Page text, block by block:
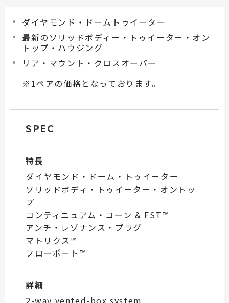
ダイヤモンド・ドームトゥイーター
最新のソリッドボディー・トゥイーター・オン
トップ・ハウジング
リア・マウント・クロスオーバー
※1ペアの価格となっております。
SPEC
特長
ダイヤモンド・ドーム・トゥイーター
ソリッドボディ・トゥイーター・オントッ
プ
コンティニュアム・コーン & FST™
アンチ・レゾナンス・プラグ
マトリクス™
フローポート™
詳細
2-way vented-box system